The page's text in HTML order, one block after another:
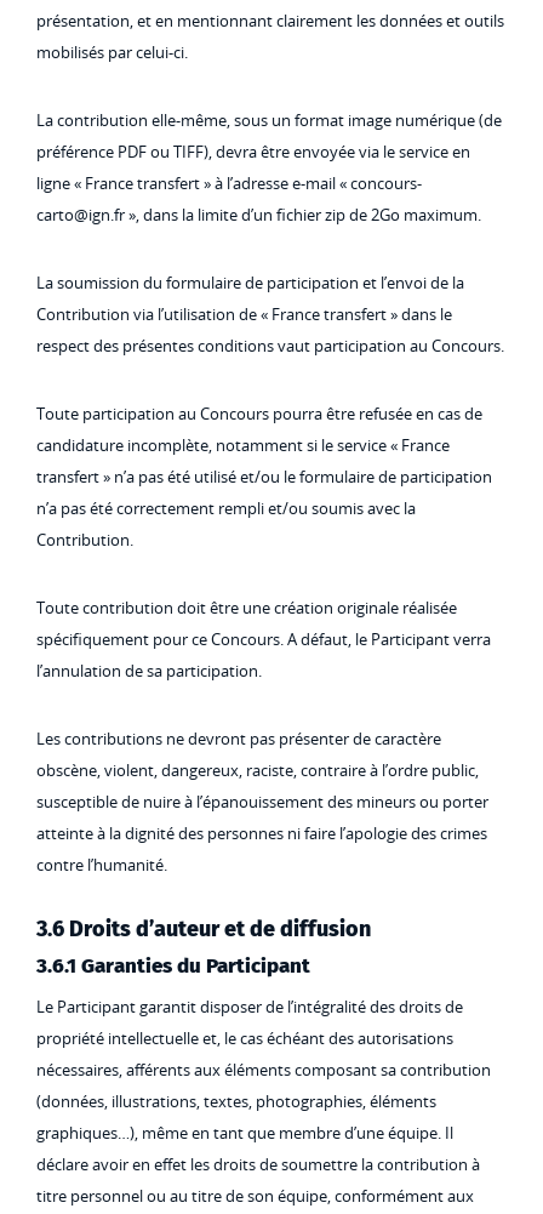
présentation, et en mentionnant clairement les données et outils
mobilisés par celui-ci.
La contribution elle-même, sous un format image numérique (de
préférence PDF ou TIFF), devra être envoyée via le service en
ligne « France transfert » à l’adresse e-mail « concours-
carto@ign.fr », dans la limite d’un fichier zip de 2Go maximum.
La soumission du formulaire de participation et l’envoi de la
Contribution via l’utilisation de « France transfert » dans le
respect des présentes conditions vaut participation au Concours.
Toute participation au Concours pourra être refusée en cas de
candidature incomplète, notamment si le service « France
transfert » n’a pas été utilisé et/ou le formulaire de participation
n’a pas été correctement rempli et/ou soumis avec la
Contribution.
Toute contribution doit être une création originale réalisée
spécifiquement pour ce Concours. A défaut, le Participant verra
l’annulation de sa participation.
Les contributions ne devront pas présenter de caractère
obscène, violent, dangereux, raciste, contraire à l’ordre public,
susceptible de nuire à l’épanouissement des mineurs ou porter
atteinte à la dignité des personnes ni faire l’apologie des crimes
contre l’humanité.
3.6 Droits d’auteur et de diffusion
3.6.1 Garanties du Participant
Le Participant garantit disposer de l’intégralité des droits de
propriété intellectuelle et, le cas échéant des autorisations
nécessaires, afférents aux éléments composant sa contribution
(données, illustrations, textes, photographies, éléments
graphiques…), même en tant que membre d’une équipe. Il
déclare avoir en effet les droits de soumettre la contribution à
titre personnel ou au titre de son équipe, conformément aux